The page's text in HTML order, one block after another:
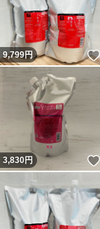
9,799円
3,830円